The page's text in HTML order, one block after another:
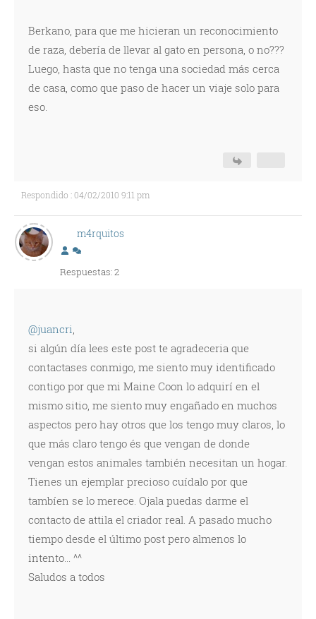
Berkano, para que me hicieran un reconocimiento
de raza, debería de llevar al gato en persona, o no???
Luego, hasta que no tenga una sociedad más cerca
de casa, como que paso de hacer un viaje solo para
eso.
Respondido : 04/02/2010 9:11 pm
m4rquitos
Respuestas: 2
@juancri,
si algún día lees este post te agradeceria que
contactases conmigo, me siento muy identificado
contigo por que mi Maine Coon lo adquirí en el
mismo sitio, me siento muy engañado en muchos
aspectos pero hay otros que los tengo muy claros, lo
que más claro tengo és que vengan de donde
vengan estos animales también necesitan un hogar.
Tienes un ejemplar precioso cuídalo por que
tambíen se lo merece. Ojala puedas darme el
contacto de attila el criador real. A pasado mucho
tiempo desde el último post pero almenos lo
intento... ^^
Saludos a todos